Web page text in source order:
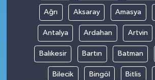
Ağrı Aksaray Amasya
Antalya Ardahan Artvin
Balıkesir Bartın Batman
Bilecik Bingöl Bitlis